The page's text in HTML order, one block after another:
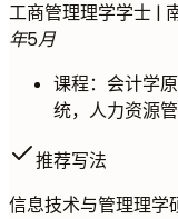
工商管理理学学士 |
年5月
课程：会计学
统，人力资源
推荐写法
信息技术与管理理学